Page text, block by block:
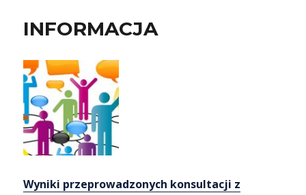
INFORMACJA
Wyniki przeprowadzonych konsultacji z